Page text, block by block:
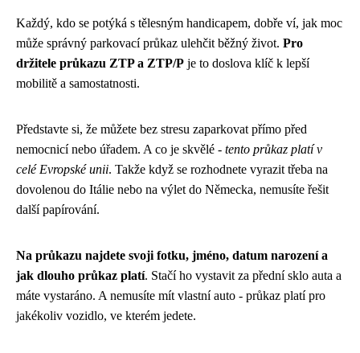
Každý, kdo se potýká s tělesným handicapem, dobře ví, jak moc
může správný parkovací průkaz ulehčit běžný život. Pro
držitele průkazu ZTP a ZTP/P je to doslova klíč k lepší
mobilitě a samostatnosti.
Představte si, že můžete bez stresu zaparkovat přímo před
nemocnicí nebo úřadem. A co je skvělé - tento průkaz platí v
celé Evropské unii. Takže když se rozhodnete vyrazit třeba na
dovolenou do Itálie nebo na výlet do Německa, nemusíte řešit
další papírování.
Na průkazu najdete svoji fotku, jméno, datum narození a
jak dlouho průkaz platí. Stačí ho vystavit za přední sklo auta a
máte vystaráno. A nemusíte mít vlastní auto - průkaz platí pro
jakékoliv vozidlo, ve kterém jedete.